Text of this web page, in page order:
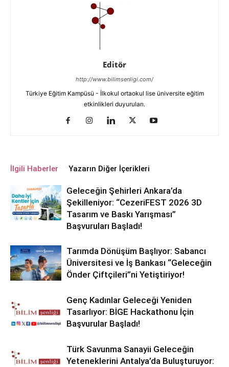
Editör
http://www.bilimsenligi.com/
Türkiye Eğitim Kampüsü - İlkokul ortaokul lise üniversite eğitim
etkinlikleri duyuruları.
İlgili Haberler Yazarın Diğer İçerikleri
Geleceğin Şehirleri Ankara’da
Şekilleniyor: “CezeriFEST 2026 3D
Tasarım ve Baskı Yarışması”
Başvuruları Başladı!
Tarımda Dönüşüm Başlıyor: Sabancı
Üniversitesi ve İş Bankası “Geleceğin
Önder Çiftçileri”ni Yetiştiriyor!
Genç Kadınlar Geleceği Yeniden
Tasarlıyor: BİGE Hackathonu İçin
Başvurular Başladı!
Türk Savunma Sanayii Geleceğin
Yeteneklerini Antalya’da Buluşturuyor: